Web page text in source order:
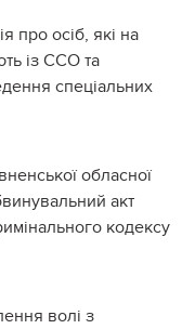
про осіб, які на
із ССО та
спеціальних
обласної
акт
кодексу
волі з